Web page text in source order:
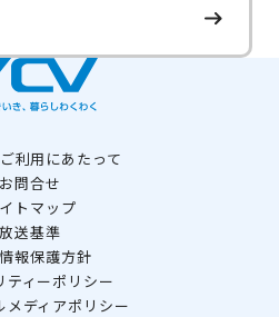
利用にあたって
お問合せ
トマップ
放送基準
報保護方針
ティーポリシー
メディアポリシー